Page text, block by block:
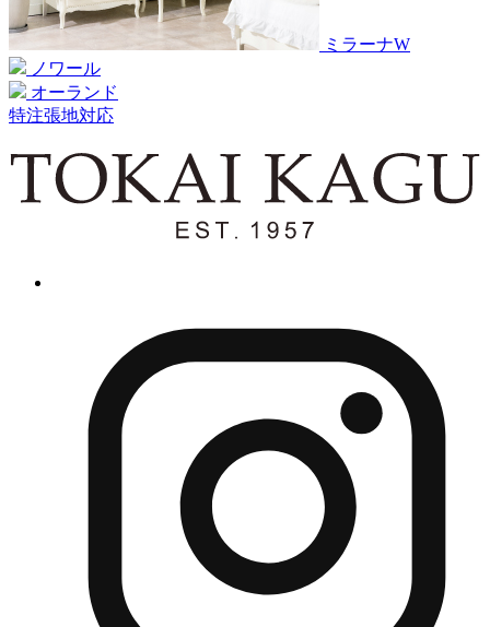
ミラーナW
ノワール
オーランド
特注張地対応